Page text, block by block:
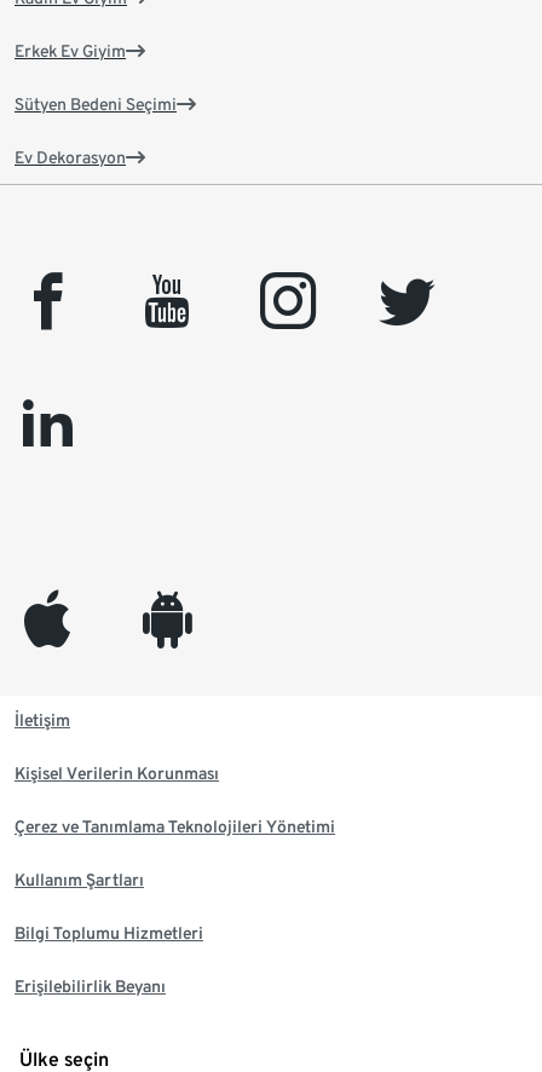
Erkek Ev Giyim
Sütyen Bedeni Seçimi
Ev Dekorasyon
facebook youtube instagram
twitter
linkedin
appleinc android
İletişim
Kişisel Verilerin Korunması
Çerez ve Tanımlama Teknolojileri Yönetimi
Kullanım Şartları
Bilgi Toplumu Hizmetleri
Erişilebilirlik Beyanı
Ülke seçin